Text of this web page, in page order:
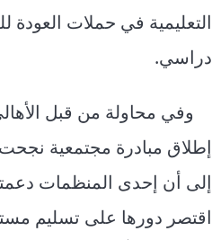
التعليمية في حملات العودة
دراسي.
وفي محاولة من قبل
إطلاق مبادرة مجتمعية نجحت
إلى أن إحدى المنظمات
اقتصر دورها على تسليم